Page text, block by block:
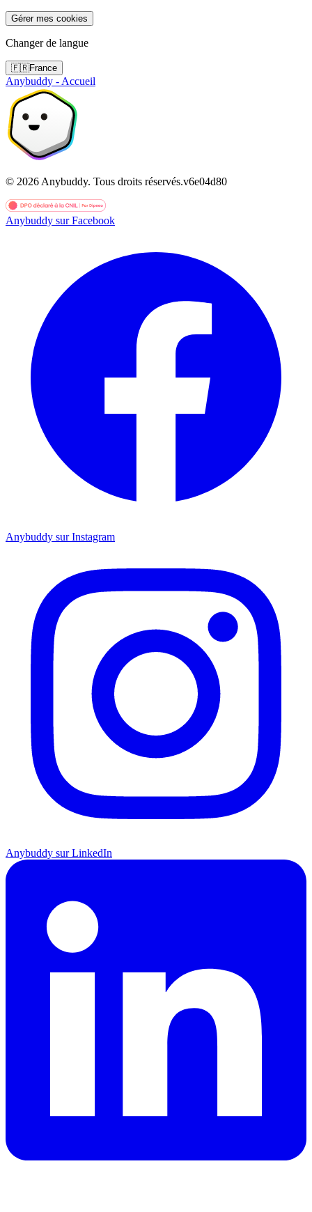
Gérer mes cookies
Changer de langue
🇫🇷France
Anybuddy - Accueil
© 2026 Anybuddy. Tous droits réservés.v6e04d80
Anybuddy sur Facebook
Anybuddy sur Instagram
Anybuddy sur LinkedIn